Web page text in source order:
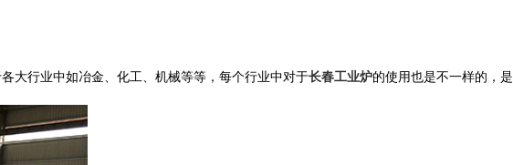
大行业中如冶金、化工、机械等等，每个行业中对于长春工业炉的使用也是不一样的，是